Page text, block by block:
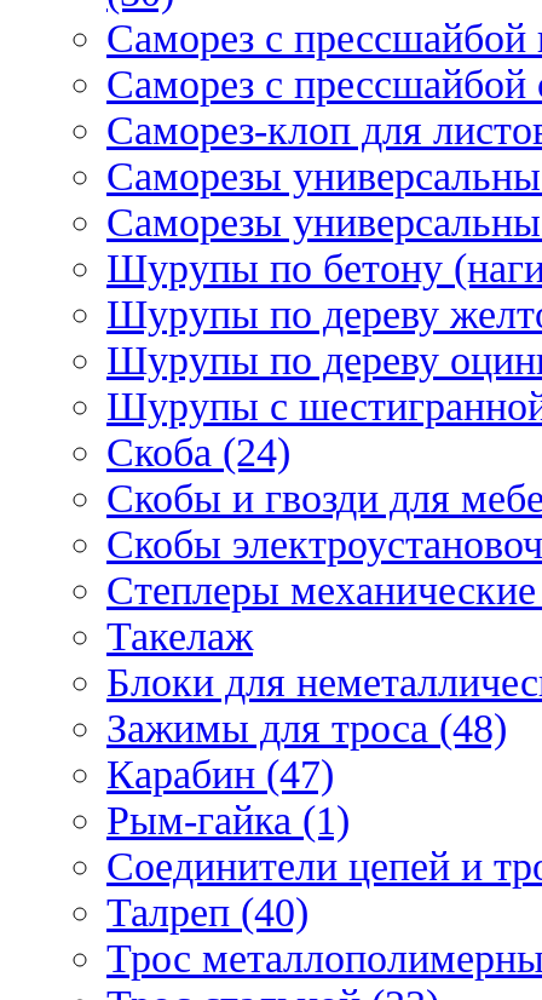
Саморез с прессшайбой
Саморез с
Саморез-клоп для
Саморезы
Саморезы
Шурупы по бетону
Шурупы по дереву
Шурупы по дереву
Шурупы с
Скоба (24)
Скобы и гвозди для
Скобы
Степлеры
Такелаж
Блоки для
Зажимы для троса (48)
Карабин (47)
Рым-гайка (1)
Соединители цепей и
Талреп (40)
Трос